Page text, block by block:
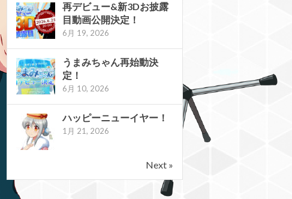
再デビュー&新3Dお披露
目動画公開決定！
6月 19, 2026
うまみちゃん再始動決
定！
6月 10, 2026
ハッピーニューイヤー！
1月 21, 2026
Next »